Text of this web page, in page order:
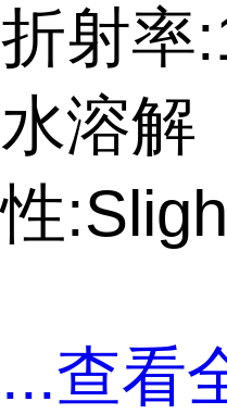
折射率
水溶解
性
...查看